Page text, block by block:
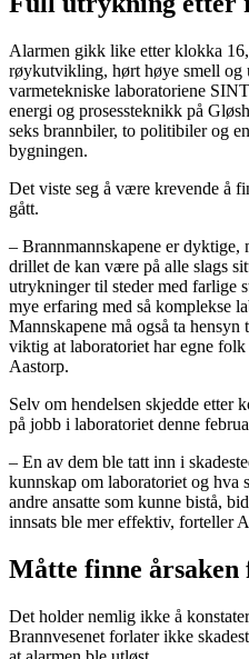
Alarmen gikk like etter klokka
røykutvikling, hørt høye smell og
varmetekniske laboratoriene
energi og prosessteknikk på
seks brannbiler, to politibiler og
bygningen.
Det viste seg å være krevende å
gått.
– Brannmannskapene er
drillet de kan være på alle slags
utrykninger til steder med farlige
mye erfaring med så komplekse
Mannskapene må også ta
viktig at laboratoriet har egne
Aastorp.
Selv om hendelsen skjedde etter
på jobb i laboratoriet denne
– En av dem ble tatt inn i
kunnskap om laboratoriet og hva
andre ansatte som kunne bistå,
innsats ble mer effektiv, forteller
Måtte finne årsaken
Det holder nemlig ikke å
Brannvesenet forlater ikke